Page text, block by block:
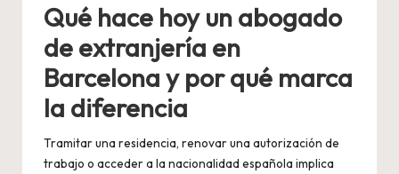
Qué hace hoy un abogado
de extranjería en
Barcelona y por qué marca
la diferencia
Tramitar una residencia, renovar una autorización de
trabajo o acceder a la nacionalidad española implica